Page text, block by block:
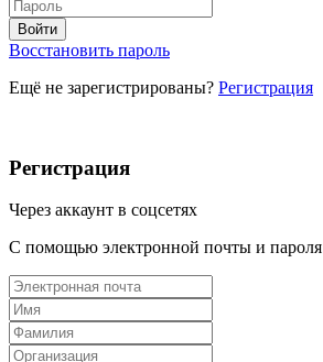
Восстановить пароль
Ещё не зарегистрированы? Регистрация
Регистрация
Через аккаунт в соцсетях
С помощью электронной почты и пароля